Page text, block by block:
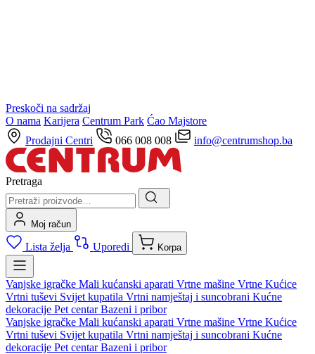
Preskoči na sadržaj
O nama Karijera Centrum Park Ćao Majstore
Prodajni Centri
066 008 008 info@centrumshop.ba
Pretraga
Moj račun
Lista želja Uporedi Korpa
Vanjske igračke Mali kućanski aparati Vrtne mašine Vrtne Kućice
Vrtni tuševi Svijet kupatila Vrtni namještaj i suncobrani Kućne
dekoracije Pet centarBazeni i pribor
Vanjske igračke Mali kućanski aparati Vrtne mašine Vrtne Kućice
Vrtni tuševi Svijet kupatila Vrtni namještaj i suncobrani Kućne
dekoracije Pet centarBazeni i pribor